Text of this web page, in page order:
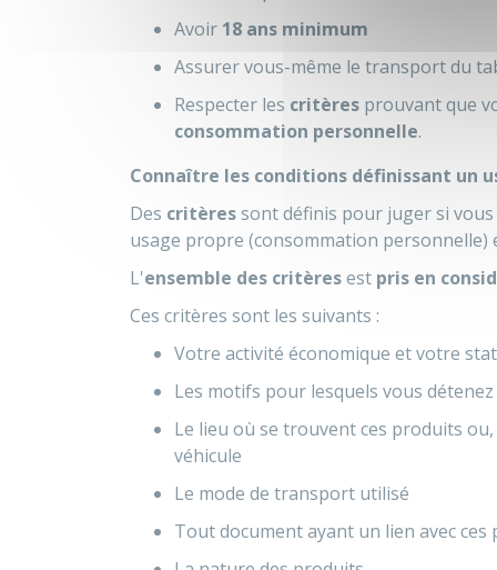
Avoir 18 ans minimum
Assurer vous-même le transport du
Respecter les critères prouvant que
consommation personnelle.
Connaître les conditions définissant un
Des critèressont définis pour juger si
usage propre (consommation
L'ensemble des critèresest pris en
Ces critères sont les suivants :
Votre activité économique et votre
Les motifs pour lesquels vous
Le lieu où se trouvent ces produits
véhicule
Le mode de transport utilisé
Tout document ayant un lien avec ces